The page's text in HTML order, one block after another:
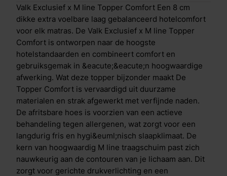
ongestoord van stabiel slaapcomfort. Waar
hotelcomfort thuiskomt De Valk Exclusief x M line
Topper Comfort is het resultaat van een unieke
samenwerking die de luxe van een hotelovernachting
naar jouw slaapkamer brengt. Met een
uitgebalanceerde combinatie van zachtheid en
ondersteuning voelt iedere nacht aan als een
hotelwaardige slaapervaring.
Valk Exclusief x M line Topper Comfort Een 8 cm
dikke extra voelbare laag gebalanceerd hotelcomfort
voor elk matras. De Valk Exclusief x M line Topper
Comfort is ontworpen naar de hoogste
hotelstandaarden en combineert comfort en
gebruiksgemak in &eacute;&eacute;n hoogwaardige
afwerking. Wat deze topper bijzonder maakt De
Topper Comfort is vervaardigd uit duurzame
materialen en strak afgewerkt met verfijnde naden.
De afritsbare hoes is voorzien van een actieve
behandeling tegen allergenen, wat zorgt voor een
langdurig fris en hygi&euml;nisch slaapklimaat. De
kern van hoogwaardig M line traagschuim past zich
nauwkeurig aan de contouren van je lichaam aan. Dit
zorgt voor gerichte drukverlichting en een